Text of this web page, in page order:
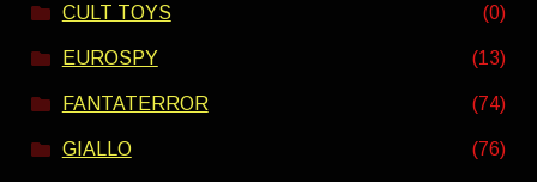
CULT TOYS (0)
EUROSPY (13)
FANTATERROR (74)
GIALLO (76)